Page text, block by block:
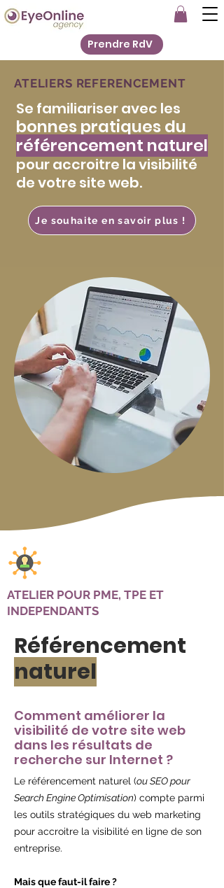
Prendre RdV
ATELIERS REFERENCEMENT
Se familiariser avec les
bonnes pratiques du
référencement naturel
pour accroitre la visibilité
de votre site web.
Je souhaite en savoir plus !
ATELIER POUR PME, TPE ET
INDEPENDANTS
Référencement
naturel
Comment améliorer la
visibilité de votre site web
dans les résultats de
recherche sur Internet ?
Le référencement naturel (ou SEO pour
Search Engine Optimisation) compte parmi
les outils stratégiques du web marketing
pour accroitre la visibilité en ligne de son
entreprise.
Mais que faut-il faire ?